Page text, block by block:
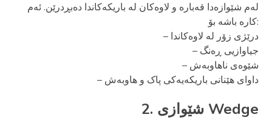
لەم شێوازەدا قەبارە و لاوەکان لە باریکەکاندا دەبڕدرێن. ئەم
کارە باشە بۆ:
– درێژی زۆر لە لاوەکاندا
– جیاوازیی ڕەنگ
– شێوەی ناهاوبەش
– داوای هێنانی باریکەیەکی پاک و هاوبەش
2. شێوازی Wedge